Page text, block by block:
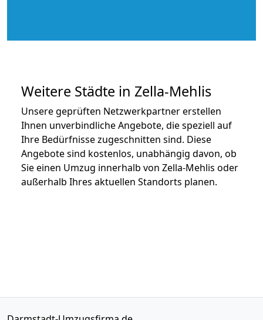
Weitere Städte in Zella-Mehlis
Unsere geprüften Netzwerkpartner erstellen
Ihnen unverbindliche Angebote, die speziell auf
Ihre Bedürfnisse zugeschnitten sind. Diese
Angebote sind kostenlos, unabhängig davon, ob
Sie einen Umzug innerhalb von Zella-Mehlis oder
außerhalb Ihres aktuellen Standorts planen.